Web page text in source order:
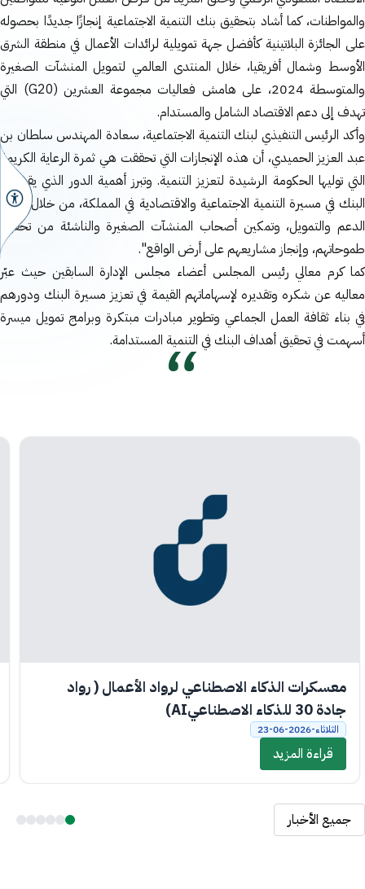
والمواطنات، كما أشاد بتحقيق بنك التنمية الاجتماعية إنجازًا جديدًا بحصوله
على الجائزة البلاتينية كأفضل جهة تمويلية لرائدات الأعمال في منطقة الشرق
الأوسط وشمال أفريقيا، خلال المنتدى العالمي لتمويل المنشآت الصغيرة
والمتوسطة 2024، على هامش فعاليات مجموعة العشرين (G20) التي
تهدف إلى دعم الاقتصاد الشامل والمستدام.
وأكد الرئيس التنفيذي لبنك التنمية الاجتماعية، سعادة المهندس سلطان بن
عبد العزيز الحميدي، أن هذه الإنجازات التي تحققت هي ثمرة الرعاية الكريمة
التي توليها الحكومة الرشيدة لتعزيز التنمية. وتبرز أهمية الدور الذي يقوم به
البنك في مسيرة التنمية الاجتماعية والاقتصادية في المملكة، من خلال تقديم
الدعم والتمويل، وتمكين أصحاب المنشآت الصغيرة والناشئة من تحقيق
طموحاتهم، وإنجاز مشاريعهم على أرض الواقع".
كما كرم معالي رئيس المجلس أعضاء مجلس الإدارة السابقين حيث عبّر
معاليه عن شكره وتقديره لإسهاماتهم القيمة في تعزيز مسيرة البنك ودورهم
في بناء ثقافة العمل الجماعي وتطوير مبادرات مبتكرة وبرامج تمويل ميسرة
أسهمت في تحقيق أهداف البنك في التنمية المستدامة.
معسكرات الذكاء الاصطناعي لرواد الأعمال ( رواد
جادة 30 للذكاء الاصطناعيAI)
الثلاثاء-2026-06-23
قراءة المزيد
جميع الأخبار